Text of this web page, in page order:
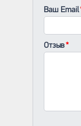
Ваш Email
Отзыв